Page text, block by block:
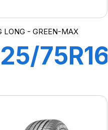
LONG - GREEN-MAX
75R16